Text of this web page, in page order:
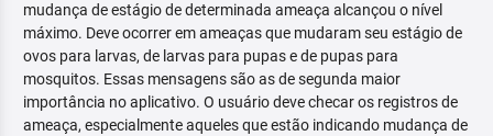
mudança de estágio de determinada ameaça alcançou o nível
máximo. Deve ocorrer em ameaças que mudaram seu estágio de
ovos para larvas, de larvas para pupas e de pupas para
mosquitos. Essas mensagens são as de segunda maior
importância no aplicativo. O usuário deve checar os registros de
ameaça, especialmente aqueles que estão indicando mudança de